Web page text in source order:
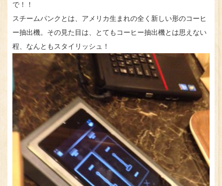
で！！
スチームパンクとは、アメリカ生まれの全く新しい形のコーヒ
ー抽出機。その見た目は、とてもコーヒー抽出機とは思えない
程、なんともスタイリッシュ！